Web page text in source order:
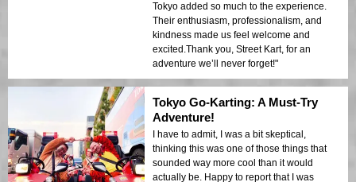
Tokyo added so much to the experience.
Their enthusiasm, professionalism, and
kindness made us feel welcome and
excited.Thank you, Street Kart, for an
adventure we’ll never forget!"
Tokyo Go-Karting: A Must-Try
Adventure!
I have to admit, I was a bit skeptical,
thinking this was one of those things that
sounded way more cool than it would
actually be. Happy to report that I was